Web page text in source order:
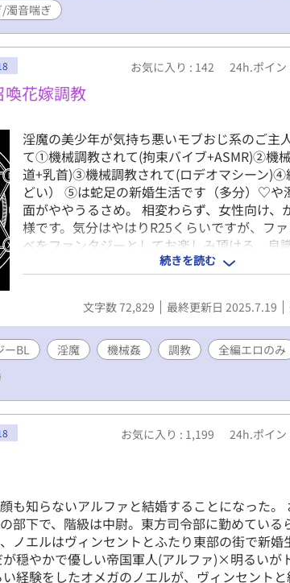
音喘ぎ
お気に入り : 142 24h.ポイン
喚花嫁調教
淫魔の美少年が気持ち悪いモブおじ系のご主
て①機械調教されて(拘束バイブ+ASMR)②機
道+乳首)③機械調教されて(ロデオマシーン)④
どい） ⑤は蛇足の新婚生活です（多分）♡や
面がややうるさめ。 相変わらず、女性向け
様です。気分はやはりR25くらいですが、フ
ベをファンタジーとしてお楽しみ頂ける、良
自覚と自信のある成人済みの方は是非よろし
す。
続きを読む
文字数 72,829 最終更新日 2025.7.19
BL 淫魔 機械姦 調教
全編エロのみ
お気に入り : 1,199 24h.ポイン
も知らないアルファと結婚することになった。
部下で、階級は中尉。東方司令部に勤めている
ノエルはヴィンセントとふたり東部の街で新婚
が穏やかで優しい帝国軍人(アルファ)×明るいが
経験をしたオメガのノエルが、ヴィンセント